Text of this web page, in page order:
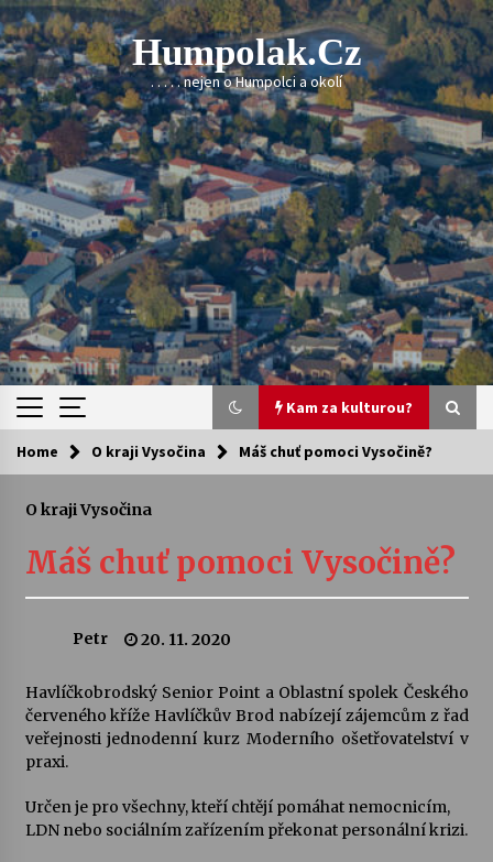
Skip
to
content
Humpolak.cz
. . . . . nejen o Humpolci a okolí
Kam za kulturou?
Kam za kulturou?
Sukuba Ensemble
4. 8. 2026
Vernisáž výstavy Josefíny Duškové: Stávám se
kapkou
Veselí muzikanti
Pozvánka na integrační festival Quijotova
Home O kraji Vysočina Máš chuť pomoci Vysočině?
O kraji Vysočina
Máš chuť pomoci Vysočině?
Petr 20. 11. 2020
Havlíčkobrodský Senior Point a Oblastní spolek Českého
červeného kříže Havlíčkův Brod nabízejí zájemcům z řad
veřejnosti jednodenní kurz Moderního ošetřovatelství v
praxi.
Určen je pro všechny, kteří chtějí pomáhat nemocnicím,
LDN nebo sociálním zařízením překonat personální krizi.